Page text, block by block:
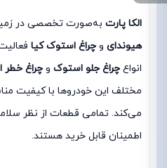
الکا پارت به‌صورت تخصصی در
هیوندای و چراغ استوک کیا
انواع چراغ جلو استوک و چراغ
مختلف این خودروها با کیفیت
می‌کند. تمامی قطعات از نظر
اطمینان قابل خرید هستند.